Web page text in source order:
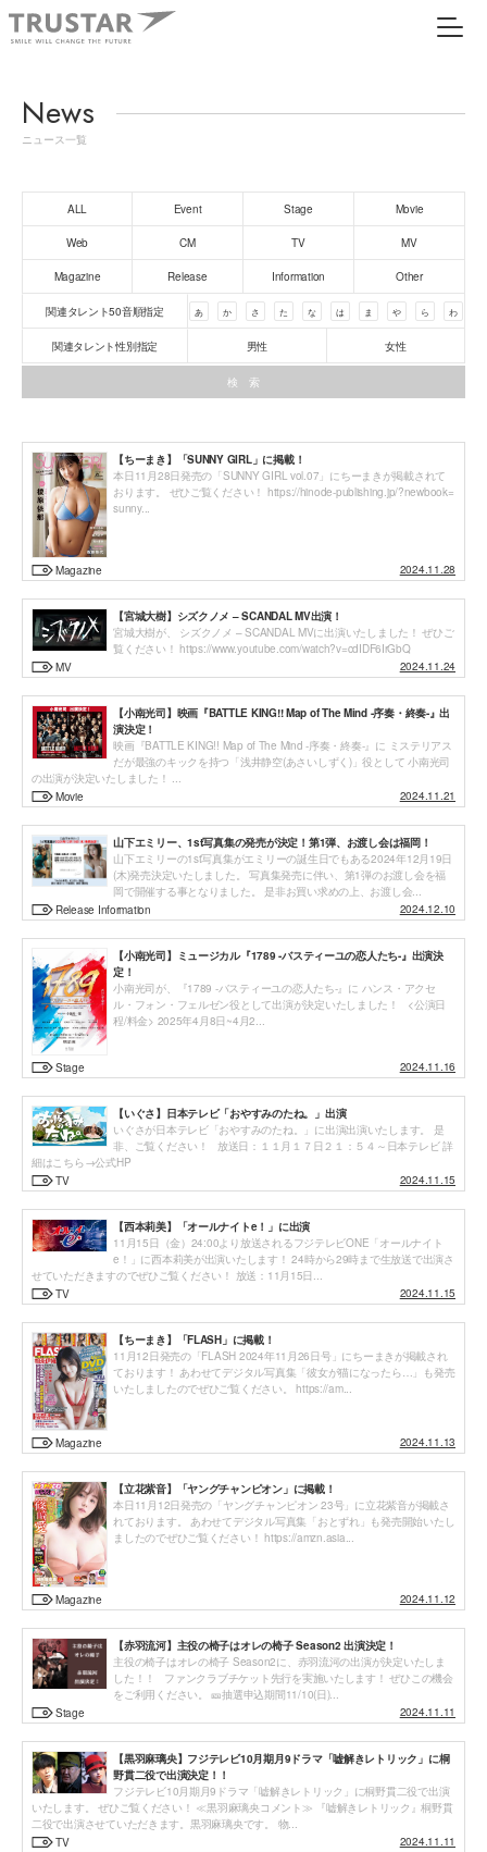
News
ニュース一覧
ALL Event Stage Movie
Web CM TV MV
Magazine Release Information Other
関連タレント50音順指定 あ か さ た な は ま や ら わ
関連タレント性別指定 男性 女性
【ちーまき】「SUNNY GIRL」に掲載！
本日11月28日発売の「SUNNY GIRL vol.07」にちーまきが掲載されて
おります。 ぜひご覧ください！ https://hinode-publishing.jp/?newbook=
sunny...
Magazine 2024.11.28
【宮城大樹】シズクノメ – SCANDAL MV出演！
宮城大樹が、 シズクノメ – SCANDAL MVに出演いたしました！ ぜひご
覧ください！ https://www.youtube.com/watch?v=cdIDF6IrGbQ
MV
2024.11.24
【小南光司】映画『BATTLE KING!! Map of The Mind -序奏・終奏-』出
演決定！
映画『BATTLE KING!! Map of The Mind -序奏・終奏-』に ミステリアス
だが最強のキックを持つ「浅井静空(あさいしずく)」役として 小南光司
の出演が決定いたしました！ ...
Movie
2024.11.21
山下エミリー、1st写真集の発売が決定！第1弾、お渡し会は福岡！
山下エミリーの1st写真集がエミリーの誕生日でもある2024年12月19日
(木)発売決定いたしました。 写真集発売に伴い、第1弾のお渡し会を福
岡で開催する事となりました。 是非お買い求めの上、お渡し会...
Release Information
2024.12.10
【小南光司】ミュージカル『1789 -バスティーユの恋人たち-』出演決
定！
小南光司が、『1789 -バスティーユの恋人たち-』に ハンス・アクセ
ル・フォン・フェルゼン役として出演が決定いたしました！ <公演日
程/料金> 2025年4月8日~4月2...
Stage 2024.11.16
【いぐさ】日本テレビ「おやすみのたね。」出演
いぐさが日本テレビ「おやすみのたね。」に出演出演いたします。 是
非、ご覧ください！ 放送日：１１月１７日２１：５４～日本テレビ 詳
細はこちら→公式HP
TV
2024.11.15
【西本莉美】「オールナイトe！」に出演
11月15日（金）24:00より放送されるフジテレビONE「オールナイト
e！」に西本莉美が出演いたします！ 24時から29時まで生放送で出演さ
せていただきますのでぜひご覧ください！ 放送：11月15日...
TV
2024.11.15
【ちーまき】「FLASH」に掲載！
11月12日発売の「FLASH 2024年11月26日号」にちーまきが掲載され
ております！ あわせてデジタル写真集「彼女が猫になったら…」も発売
いたしましたのでぜひご覧ください。 https://am...
Magazine 2024.11.13
【立花紫音】「ヤングチャンピオン」に掲載！
本日11月12日発売の「ヤングチャンピオン 23号」に立花紫音が掲載さ
れております。 あわせてデジタル写真集「おとずれ」も発売開始いたし
ましたのでぜひご覧ください！ https://amzn.asia...
Magazine 2024.11.12
【赤羽流河】主役の椅子はオレの椅子 Season2 出演決定！
主役の椅子はオレの椅子 Season2に、赤羽流河の出演が決定いたしま
した！！ ファンクラブチケット先行を実施いたします！ ぜひこの機会
をご利用ください。 🎫抽選申込期間11/10(日)...
Stage
2024.11.11
【黒羽麻璃央】フジテレビ10月期月9ドラマ「嘘解きレトリック」に桐
野貫二役で出演決定！！
フジテレビ10月期月9ドラマ「嘘解きレトリック」に桐野貫二役で出演
いたします。 ぜひご覧ください！ ≪黒羽麻璃央コメント≫ 『嘘解きレトリック』桐野貫
二役で出演させていただきます。黒羽麻璃央です。 物...
TV
2024.11.11